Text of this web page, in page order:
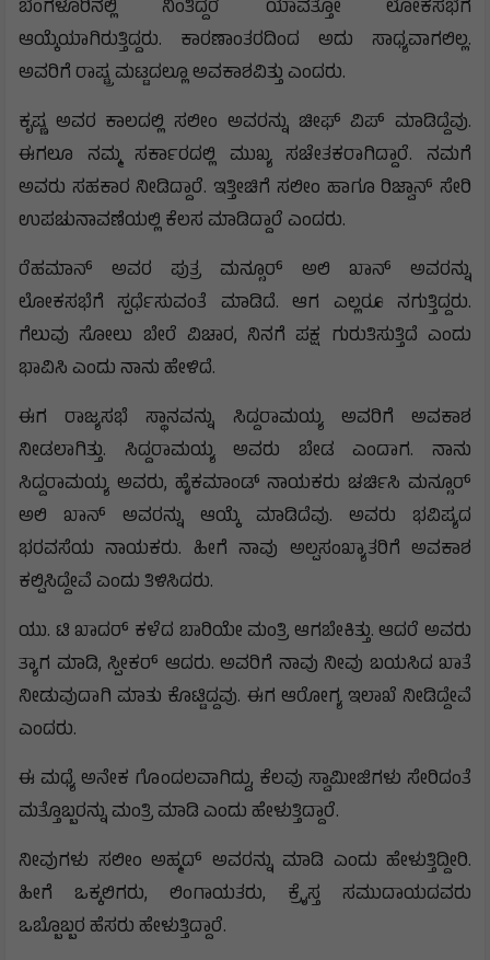
ಬೆಂಗಳೂರಿನಲ್ಲಿ ನಿಂತಿದ್ದರೆ ಯಾವತ್ತೋ ಲೋಕಸಭೆಗೆ
ಆಯ್ಕೆಯಾಗಿರುತ್ತಿದ್ದರು. ಕಾರಣಾಂತರದಿಂದ ಅದು ಸಾಧ್ಯವಾಗಲಿಲ್ಲ.
ಅವರಿಗೆ ರಾಷ್ಟ್ರ ಮಟ್ಟದಲ್ಲೂ ಅವಕಾಶವಿತ್ತು ಎಂದರು.
ಕೃಷ್ಣ ಅವರ ಕಾಲದಲ್ಲಿ ಸಲೀಂ ಅವರನ್ನು ಚೀಫ್ ವಿಪ್ ಮಾಡಿದ್ದೆವು.
ಈಗಲೂ ನಮ್ಮ ಸರ್ಕಾರದಲ್ಲಿ ಮುಖ್ಯ ಸಚೇತಕರಾಗಿದ್ದಾರೆ. ನಮಗೆ
ಅವರು ಸಹಕಾರ ನೀಡಿದ್ದಾರೆ. ಇತ್ತೀಚಿಗೆ ಸಲೀಂ ಹಾಗೂ ರಿಜ್ವಾನ್ ಸೇರಿ
ಉಪಚುನಾವಣೆಯಲ್ಲಿ ಕೆಲಸ ಮಾಡಿದ್ದಾರೆ ಎಂದರು.
ರೆಹಮಾನ್ ಅವರ ಪುತ್ರ ಮನ್ಸೂರ್ ಅಲಿ ಖಾನ್ ಅವರನ್ನು
ಲೋಕಸಭೆಗೆ ಸ್ಪರ್ಧೆಸುವಂತೆ ಮಾಡಿದೆ. ಆಗ ಎಲ್ಲರೂ ನಗುತ್ತಿದ್ದರು.
ಗೆಲುವು ಸೋಲು ಬೇರೆ ವಿಚಾರ, ನಿನಗೆ ಪಕ್ಷ ಗುರುತಿಸುತ್ತಿದೆ ಎಂದು
ಭಾವಿಸಿ ಎಂದು ನಾನು ಹೇಳಿದೆ.
ಈಗ ರಾಜ್ಯಸಭೆ ಸ್ಥಾನವನ್ನು ಸಿದ್ದರಾಮಯ್ಯ ಅವರಿಗೆ ಅವಕಾಶ
ನೀಡಲಾಗಿತ್ತು. ಸಿದ್ದರಾಮಯ್ಯ ಅವರು ಬೇಡ ಎಂದಾಗ. ನಾನು
ಸಿದ್ದರಾಮಯ್ಯ ಅವರು, ಹೈಕಮಾಂಡ್ ನಾಯಕರು ಚರ್ಚಿಸಿ ಮನ್ಸೂರ್
ಅಲಿ ಖಾನ್ ಅವರನ್ನು ಆಯ್ಕೆ ಮಾಡಿದೆವು. ಅವರು ಭವಿಷ್ಯದ
ಭರವಸೆಯ ನಾಯಕರು. ಹೀಗೆ ನಾವು ಅಲ್ಪಸಂಖ್ಯಾತರಿಗೆ ಅವಕಾಶ
ಕಲ್ಪಿಸಿದ್ದೇವೆ ಎಂದು ತಿಳಿಸಿದರು.
ಯು. ಟಿ ಖಾದರ್ ಕಳೆದ ಬಾರಿಯೇ ಮಂತ್ರಿ ಆಗಬೇಕಿತ್ತು. ಆದರೆ ಅವರು
ತ್ಯಾಗ ಮಾಡಿ, ಸ್ಪೀಕರ್ ಆದರು. ಅವರಿಗೆ ನಾವು ನೀವು ಬಯಸಿದ ಖಾತೆ
ನೀಡುವುದಾಗಿ ಮಾತು ಕೊಟ್ಟಿದ್ದವು. ಈಗ ಆರೋಗ್ಯ ಇಲಾಖೆ ನೀಡಿದ್ದೇವೆ
ಎಂದರು.
ಈ ಮಧ್ಯೆ ಅನೇಕ ಗೊಂದಲವಾಗಿದ್ದು, ಕೆಲವು ಸ್ವಾಮೀಜಿಗಳು ಸೇರಿದಂತೆ
ಮತ್ತೊಬ್ಬರನ್ನು ಮಂತ್ರಿ ಮಾಡಿ ಎಂದು ಹೇಳುತ್ತಿದ್ದಾರೆ.
ನೀವುಗಳು ಸಲೀಂ ಅಹ್ಮದ್ ಅವರನ್ನು ಮಾಡಿ ಎಂದು ಹೇಳುತ್ತಿದ್ದೀರಿ.
ಹೀಗೆ ಒಕ್ಕಲಿಗರು, ಲಿಂಗಾಯತರು, ಕ್ರೈಸ್ತ ಸಮುದಾಯದವರು
ಒಬ್ಬೊಬ್ಬರ ಹೆಸರು ಹೇಳುತ್ತಿದ್ದಾರೆ.